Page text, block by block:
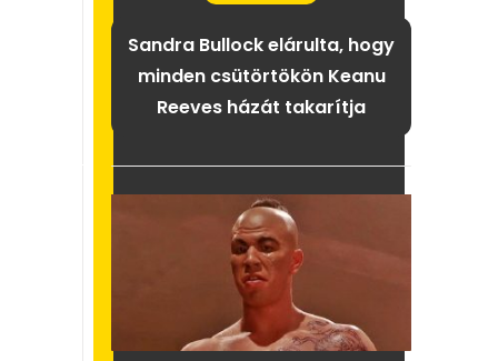
Sandra Bullock elárulta, hogy
minden csütörtökön Keanu
Reeves házát takarítja